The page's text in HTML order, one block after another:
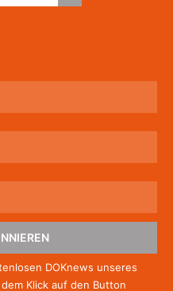
DOKnews unseres
Klick auf den Button